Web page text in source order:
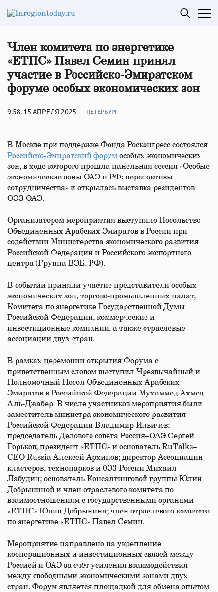
Член комитета по энергетике
«ЕТПС» Павел Семин принял
участие в Российско-Эмиратском
форуме особых экономических зон
9:58, 15 АПРЕЛЯ 2025 ПЕТЕРБУРГ
В Москве при поддержке Фонда Росконгресс состоялся
Российско-Эмиратский форум особых экономических
зон, в ходе которого прошла панельная сессия «Особые
экономические зоны ОАЭ и РФ: перспективы
сотрудничества» и открылась выставка резидентов
ОЭЗ ОАЭ.
Организатором мероприятия выступило Посольство
Объединенных Арабских Эмиратов в России при
содействии Министерства экономического развития
Российской Федерации и Российского экспортного
центра (Группа ВЭБ. РФ).
В событии приняли участие представители особых
экономических зон, торгово-промышленных палат,
Комитета по энергетике Государственной Думы
Российской Федерации, коммерческие и
инвестиционные компании, а также отраслевые
ассоциации двух стран.
В рамках церемонии открытия Форума с
приветственным словом выступил Чрезвычайный и
Полномочный Посол Объединенных Арабских
Эмиратов в Российской Федерации Мухаммед Ахмед
Аль-Джабер. В числе участников мероприятия были
заместитель министра экономического развития
Российской Федерации Владимир Ильичев;
председатель Делового совета Россия–ОАЭ Сергей
Горьков; президент «ЕТПС» и основатель RuTalks–
CEO Russia Алексей Архипов; директор Ассоциации
кластеров, технопарков и 0Э3 России Михаил
Лабудин; основатель Консалтинговой группы Юлии
Добрыниной и член отраслевого комитета по
взаимоотношениям с государственными органами
«ЕТПС» Юлия Добрынина; член отраслевого комитета
по энергетике «ЕТПС» Павел Семин.
Мероприятие направлено на укрепление
кооперационных и инвестиционных связей между
Россией и ОАЭ за счёт усиления взаимодействия
между свободными экономическими зонами двух
стран. Форум является площадкой для обмена опытом